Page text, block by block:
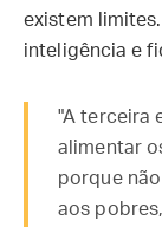
existem
inteligência e
"A terceira
alimentar
porque
aos